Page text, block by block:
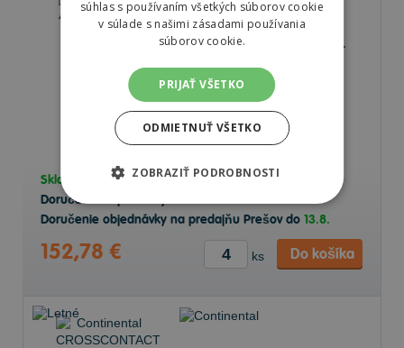
Continental 4x4 CONTACT
235/50 R18 101 H Letné
Skladom v e-shope8 ks
Doručenie objednávky k Vám na adresu do13.8.
Doručenie objednávky na predajňu Prešov do 13.8.
152,78 € ks Do košíka
súhlas s používaním všetkých súborov cookie
v súlade s našimi zásadami používania
súborov cookie.
PRIJAŤ VŠETKO
ODMIETNUŤ VŠETKO
ZOBRAZIŤ PODROBNOSTI